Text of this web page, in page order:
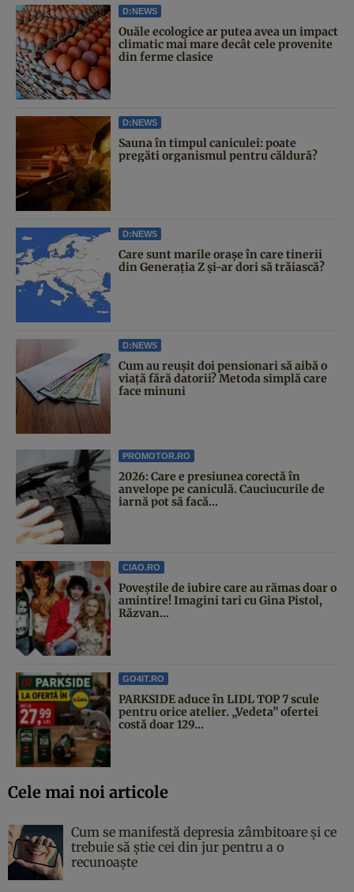
D:NEWS
Ouăle ecologice ar putea avea un impact
climatic mai mare decât cele provenite
din ferme clasice
D:NEWS
Sauna în timpul caniculei: poate
pregăti organismul pentru căldură?
D:NEWS
Care sunt marile orașe în care tinerii
din Generația Z și-ar dori să trăiască?
D:NEWS
Cum au reușit doi pensionari să aibă o
viață fără datorii? Metoda simplă care
face minuni
PROMOTOR.RO
2026: Care e presiunea corectă în
anvelope pe caniculă. Cauciucurile de
iarnă pot să facă...
CIAO.RO
Poveştile de iubire care au rămas doar o
amintire! Imagini tari cu Gina Pistol,
Răzvan...
GO4IT.RO
PARKSIDE aduce în LIDL TOP 7 scule
pentru orice atelier. „Vedeta” ofertei
costă doar 129...
Cele mai noi articole
Cum se manifestă depresia zâmbitoare și ce
trebuie să știe cei din jur pentru a o
recunoaște